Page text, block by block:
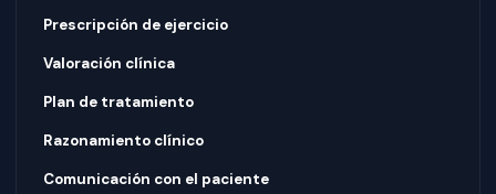
Prescripción de ejercicio
Valoración clínica
Plan de tratamiento
Razonamiento clínico
Comunicación con el paciente